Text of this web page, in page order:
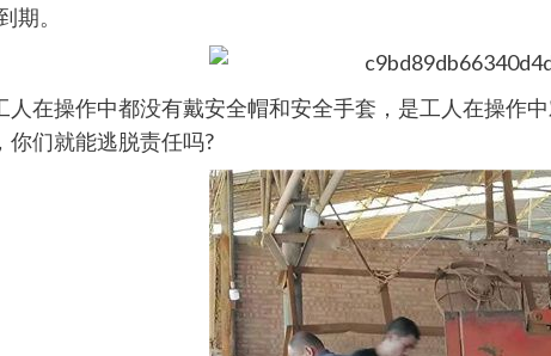
期。
操作中都没有戴安全帽和安全手套，是工人在操作中
你们就能逃脱责任吗?